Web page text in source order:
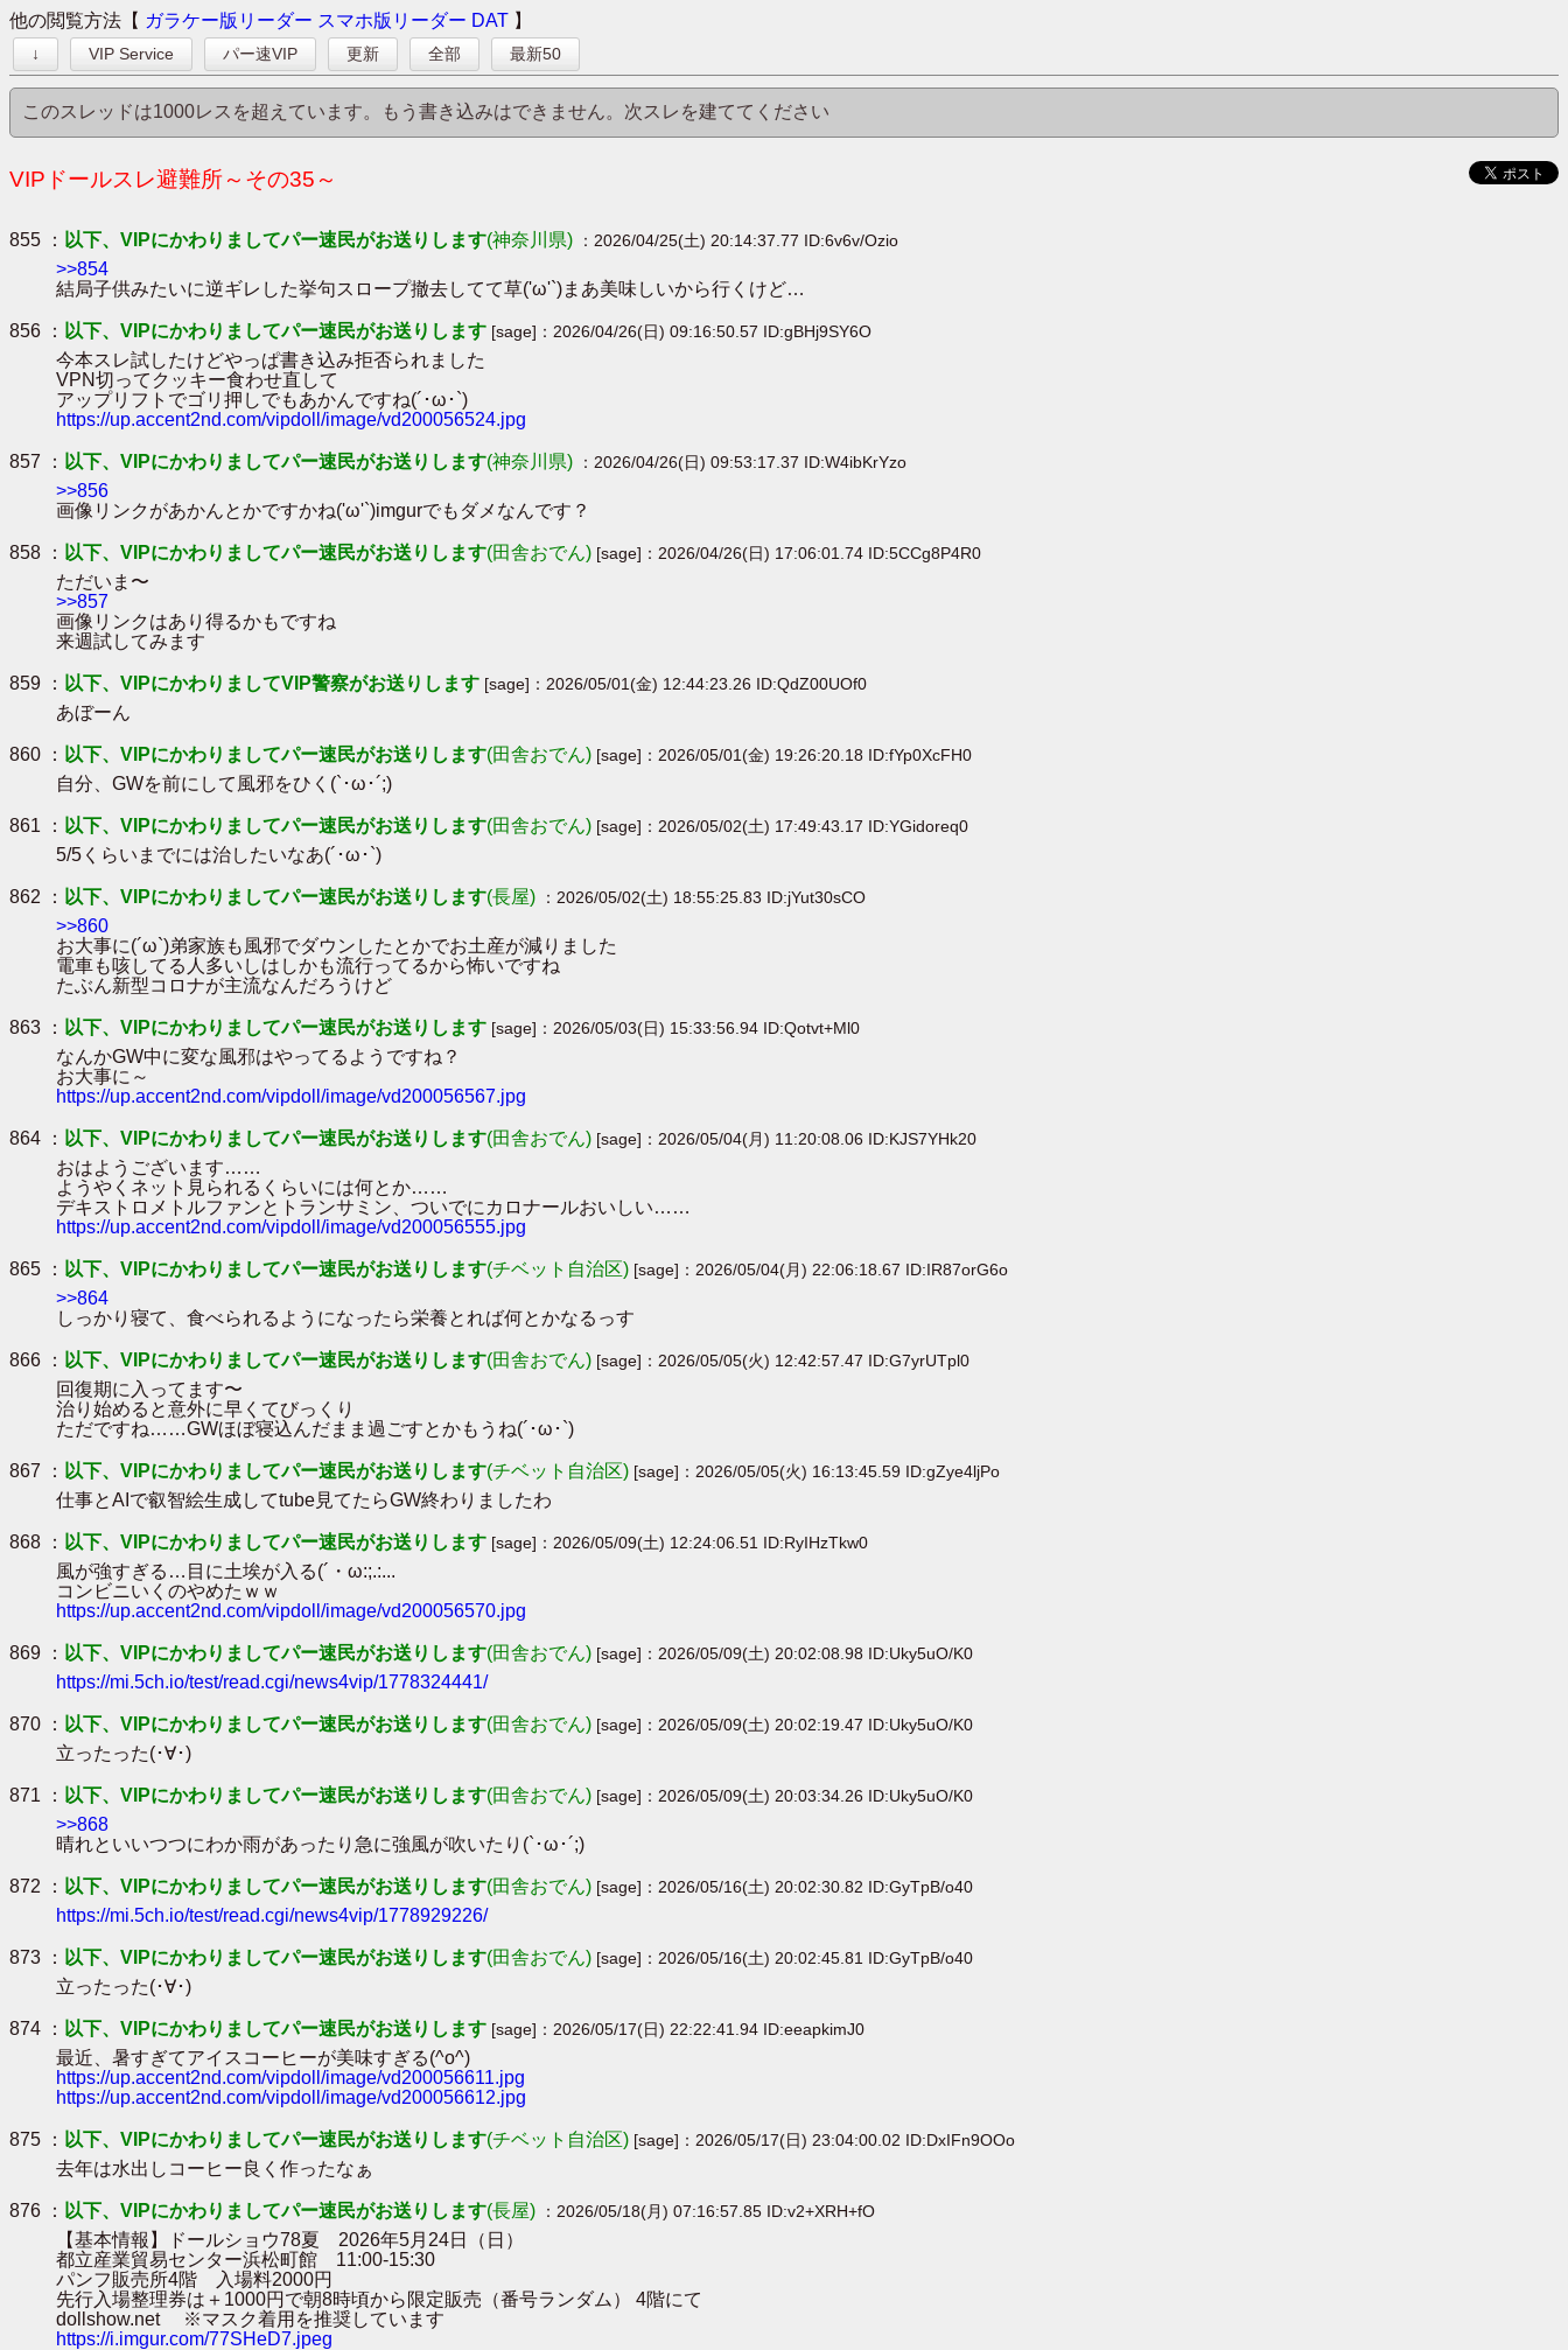
他の閲覧方法【 ガラケー版リーダー スマホ版リーダー DAT 】
↓ VIP Service パー速VIP 更新 全部 最新50
このスレッドは1000レスを超えています。もう書き込みはできません。次スレを建ててください
VIPドールスレ避難所～その35～
855 ： 以下、VIPにかわりましてパー速民がお送りします(神奈川県) ：2026/04/25(土) 20:14:37.77 ID:6v6v/Ozio
>>854
結局子供みたいに逆ギレした挙句スロープ撤去してて草('ω'`)まあ美味しいから行くけど…
856 ： 以下、VIPにかわりましてパー速民がお送りします [sage]：2026/04/26(日) 09:16:50.57 ID:gBHj9SY6O
今本スレ試したけどやっぱ書き込み拒否られました
VPN切ってクッキー食わせ直して
アップリフトでゴリ押しでもあかんですね(´･ω･`)
https://up.accent2nd.com/vipdoll/image/vd200056524.jpg
857 ： 以下、VIPにかわりましてパー速民がお送りします(神奈川県) ：2026/04/26(日) 09:53:17.37 ID:W4ibKrYzo
>>856
画像リンクがあかんとかですかね('ω'`)imgurでもダメなんです？
858 ： 以下、VIPにかわりましてパー速民がお送りします(田舎おでん) [sage]：2026/04/26(日) 17:06:01.74 ID:5CCg8P4R0
ただいま〜
>>857
画像リンクはあり得るかもですね
来週試してみます
859 ： 以下、VIPにかわりましてVIP警察がお送りします [sage]：2026/05/01(金) 12:44:23.26 ID:QdZ00UOf0
あぼーん
860 ： 以下、VIPにかわりましてパー速民がお送りします(田舎おでん) [sage]：2026/05/01(金) 19:26:20.18 ID:fYp0XcFH0
自分、GWを前にして風邪をひく(`･ω･´;)
861 ： 以下、VIPにかわりましてパー速民がお送りします(田舎おでん) [sage]：2026/05/02(土) 17:49:43.17 ID:YGidoreq0
5/5くらいまでには治したいなあ(´･ω･`)
862 ： 以下、VIPにかわりましてパー速民がお送りします(長屋) ：2026/05/02(土) 18:55:25.83 ID:jYut30sCO
>>860
お大事に(´ω`)弟家族も風邪でダウンしたとかでお土産が減りました
電車も咳してる人多いしはしかも流行ってるから怖いですね
たぶん新型コロナが主流なんだろうけど
863 ： 以下、VIPにかわりましてパー速民がお送りします [sage]：2026/05/03(日) 15:33:56.94 ID:Qotvt+Ml0
なんかGW中に変な風邪はやってるようですね？
お大事に～
https://up.accent2nd.com/vipdoll/image/vd200056567.jpg
864 ： 以下、VIPにかわりましてパー速民がお送りします(田舎おでん) [sage]：2026/05/04(月) 11:20:08.06 ID:KJS7YHk20
おはようございます……
ようやくネット見られるくらいには何とか……
デキストロメトルファンとトランサミン、ついでにカロナールおいしい……
https://up.accent2nd.com/vipdoll/image/vd200056555.jpg
865 ： 以下、VIPにかわりましてパー速民がお送りします(チベット自治区) [sage]：2026/05/04(月) 22:06:18.67 ID:IR87orG6o
>>864
しっかり寝て、食べられるようになったら栄養とれば何とかなるっす
866 ： 以下、VIPにかわりましてパー速民がお送りします(田舎おでん) [sage]：2026/05/05(火) 12:42:57.47 ID:G7yrUTpl0
回復期に入ってます〜
治り始めると意外に早くてびっくり
ただですね……GWほぼ寝込んだまま過ごすとかもうね(´･ω･`)
867 ： 以下、VIPにかわりましてパー速民がお送りします(チベット自治区) [sage]：2026/05/05(火) 16:13:45.59 ID:gZye4ljPo
仕事とAIで叡智絵生成してtube見てたらGW終わりましたわ
868 ： 以下、VIPにかわりましてパー速民がお送りします [sage]：2026/05/09(土) 12:24:06.51 ID:RyIHzTkw0
風が強すぎる…目に土埃が入る(´・ω:;.:...
コンビニいくのやめたｗｗ
https://up.accent2nd.com/vipdoll/image/vd200056570.jpg
869 ： 以下、VIPにかわりましてパー速民がお送りします(田舎おでん) [sage]：2026/05/09(土) 20:02:08.98 ID:Uky5uO/K0
https://mi.5ch.io/test/read.cgi/news4vip/1778324441/
870 ： 以下、VIPにかわりましてパー速民がお送りします(田舎おでん) [sage]：2026/05/09(土) 20:02:19.47 ID:Uky5uO/K0
立ったった(･∀･)
871 ： 以下、VIPにかわりましてパー速民がお送りします(田舎おでん) [sage]：2026/05/09(土) 20:03:34.26 ID:Uky5uO/K0
>>868
晴れといいつつにわか雨があったり急に強風が吹いたり(`･ω･´;)
872 ： 以下、VIPにかわりましてパー速民がお送りします(田舎おでん) [sage]：2026/05/16(土) 20:02:30.82 ID:GyTpB/o40
https://mi.5ch.io/test/read.cgi/news4vip/1778929226/
873 ： 以下、VIPにかわりましてパー速民がお送りします(田舎おでん) [sage]：2026/05/16(土) 20:02:45.81 ID:GyTpB/o40
立ったった(･∀･)
874 ： 以下、VIPにかわりましてパー速民がお送りします [sage]：2026/05/17(日) 22:22:41.94 ID:eeapkimJ0
最近、暑すぎてアイスコーヒーが美味すぎる(^o^)
https://up.accent2nd.com/vipdoll/image/vd200056611.jpg
https://up.accent2nd.com/vipdoll/image/vd200056612.jpg
875 ： 以下、VIPにかわりましてパー速民がお送りします(チベット自治区) [sage]：2026/05/17(日) 23:04:00.02 ID:DxIFn9OOo
去年は水出しコーヒー良く作ったなぁ
876 ： 以下、VIPにかわりましてパー速民がお送りします(長屋) ：2026/05/18(月) 07:16:57.85 ID:v2+XRH+fO
【基本情報】ドールショウ78夏 2026年5月24日（日）
都立産業貿易センター浜松町館 11:00-15:30
パンフ販売所4階 入場料2000円
先行入場整理券は＋1000円で朝8時頃から限定販売（番号ランダム） 4階にて
dollshow.net ※マスク着用を推奨しています
https://i.imgur.com/77SHeD7.jpeg